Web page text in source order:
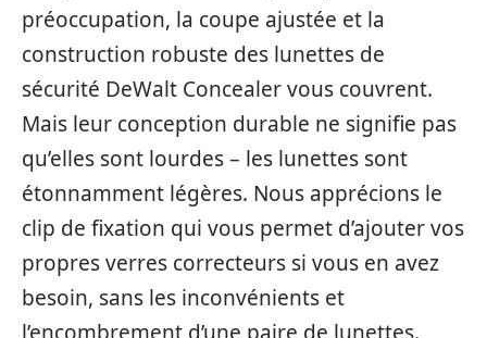
préoccupation, la coupe ajustée et la
construction robuste des lunettes de
sécurité DeWalt Concealer vous couvrent.
Mais leur conception durable ne signifie pas
qu’elles sont lourdes – les lunettes sont
étonnamment légères. Nous apprécions le
clip de fixation qui vous permet d’ajouter vos
propres verres correcteurs si vous en avez
besoin, sans les inconvénients et
l’encombrement d’une paire de lunettes.